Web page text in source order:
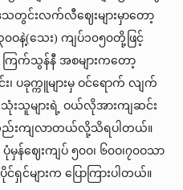
သတွင်းလက်လီဈေးများမှာတော့
ဝနဲ့(သေး) ကျပ်၁၀၅၀တို့ဖြင့်
ြက်သွန်နီ အစများကတော့
၊ ပခုက္ကူများမှ ဝင်ရောက် လျက်
သုံးသူများရဲ့ ဝယ်လိုအားကျဆင်း
လည်းကျလာတယ်လို့သိရပါတယ်။
ဈေးကျပ် ၅၀ဝ၊ ၆၀ဝ၊၇၀ဝသာ
ရှင်များက ပြောကြားပါတယ်။